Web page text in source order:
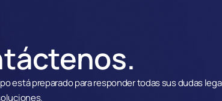
está preparado para responder todas sus dudas